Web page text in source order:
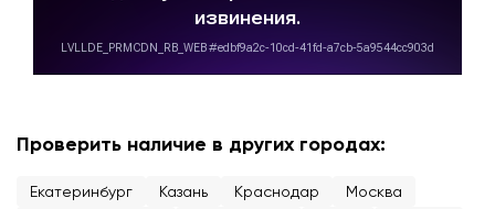
Проверить наличие в других городах:
Екатеринбург Казань Краснодар Москва